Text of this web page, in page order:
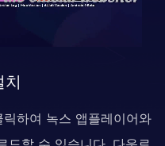
치
하여 녹스 앱플레이어와